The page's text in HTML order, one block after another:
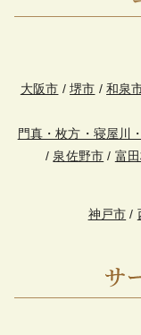
大阪市 /堺市 /和泉
門真・枚方・寝屋川
/ 泉佐野市 / 富
神戸市 /